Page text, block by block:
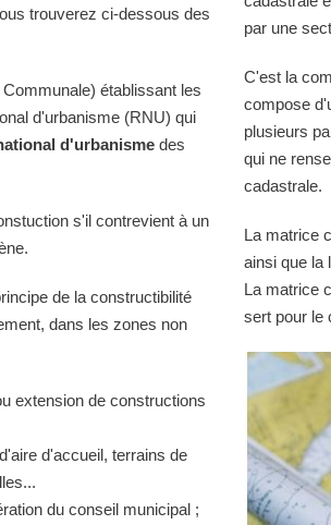
trouverez ci-dessous des
établissant les
d'urbanisme (RNU) qui
d'urbanisme des
s'il contrevient à un
de la constructibilité
dans les zones non
extension de constructions
d'accueil, terrains de
du conseil municipal ;
par une
C'est la
compose
plusieurs
qui ne
cadastrale.
La matrice
ainsi que la
La matrice
sert pour le